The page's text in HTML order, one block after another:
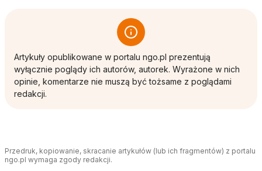
Artykuły opublikowane w portalu ngo.pl prezentują
wyłącznie poglądy ich autorów, autorek. Wyrażone w nich
opinie, komentarze nie muszą być tożsame z poglądami
redakcji.
Przedruk, kopiowanie, skracanie artykułów (lub ich fragmentów) z portalu
ngo.pl wymaga zgody redakcji.